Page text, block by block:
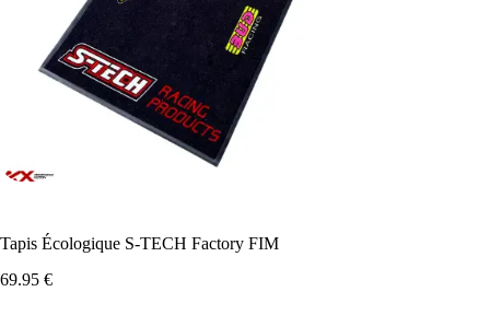
Tapis Écologique S-TECH Factory FIM
69.95 €